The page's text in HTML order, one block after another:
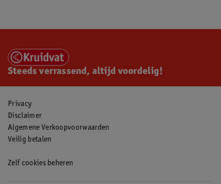
Steeds verrassend, altijd voordelig!
Privacy
Disclaimer
Algemene Verkoopvoorwaarden
Veilig betalen
Zelf cookies beheren